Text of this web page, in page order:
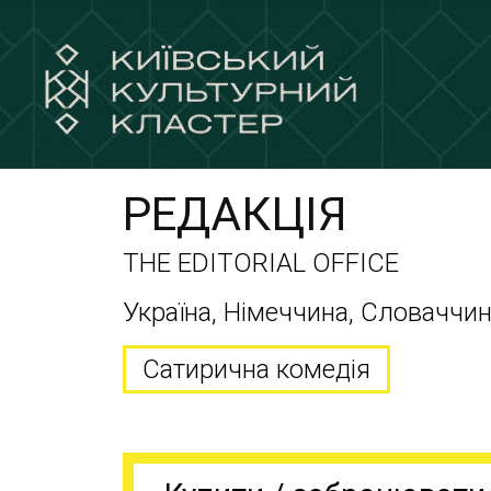
РЕДАКЦІЯ
THE EDITORIAL OFFICE
Україна, Німеччина,
Сатирична комедія